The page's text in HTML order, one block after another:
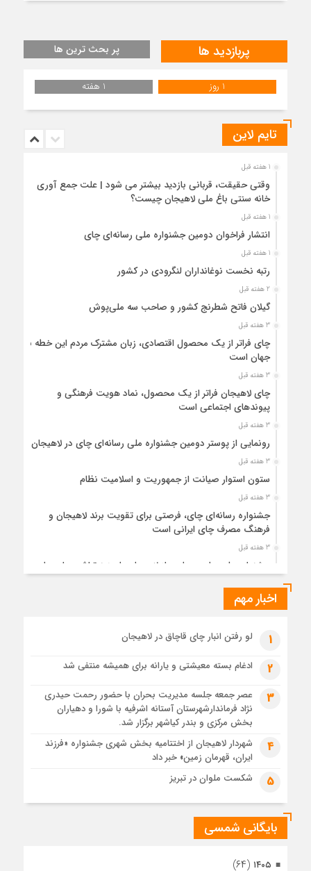
پربازدید ها پر بحث ترین ها
1 روز 1 هفته
تایم لاین
1 هفته قبل
وقتی حقیقت، قربانی بازدید بیشتر می شود | علت جمع آوری
خانه سنتی باغ ملی لاهیجان چیست؟
1 هفته قبل
انتشار فراخوان دومین جشنواره ملی رسانه‌ای چای
1 هفته قبل
رتبه نخست نوغانداران لنگرودی در کشور
2 هفته قبل
گیلان فاتح شطرنج کشور و صاحب سه ملی‌پوش
3 هفته قبل
چای فراتر از یک محصول اقتصادی، زبان مشترک مردم این خطه با
جهان است
3 هفته قبل
چای لاهیجان فراتر از یک محصول، نماد هویت فرهنگی و
پیوندهای اجتماعی است
3 هفته قبل
رونمایی از پوستر دومین جشنواره ملی رسانه‌ای چای در لاهیجان
3 هفته قبل
ستون استوار صیانت از جمهوریت و اسلامیت نظام
3 هفته قبل
جشنواره رسانه‌ای چای، فرصتی برای تقویت برند لاهیجان و
فرهنگ مصرف چای ایرانی است
3 هفته قبل
جشنواره ملی چای، حمایت از لاهیجان یا هزینه‌تراشی برای چای
1 ماه قبل
1 ماه قبل
رئوف
تصاویر هوایی مراسم تشییع پیکر مطهر آقای شهید ایران – مشهد
مراسم تشییع پیکر مطهر آقای شهید ایران – مشهد
تصاویری از تراکم جمعیت حاضر در میدان ثورهالعشرین نجف
اشرف
اخبار مهم
1 لو رفتن انبار چای قاچاق در لاهیجان
2 ادغام بسته معیشتی و یارانه برای همیشه منتفی شد
3
عصر جمعه جلسه مدیریت بحران با حضور رحمت حیدری
نژاد فرماندارشهرستان آستانه اشرفیه با شورا و دهیاران
بخش مرکزی و بندر کیاشهر برگزار شد.
4
شهردار لاهیجان از اختتامیه بخش شهری جشنواره «فرزند
ایران، قهرمان زمین» خبر داد
5 شکست ملوان در تبریز
بایگانی شمسی
۱۴۰۵ (۶۴)